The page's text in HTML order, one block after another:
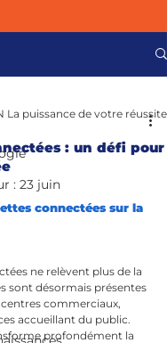
: un défi pour
La puissance de votre réussite
: 23 juin
connectées sur la
ne relèvent plus de la
sont désormais présentes
commerciaux,
accueillant du public.
profondément la